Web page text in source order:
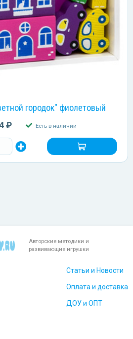
городок" фиолетовый
₽ Есть в наличии
Авторские методики и
развивающие игрушки
Статьи и Новости
Оплата и доставка
ДОУ и ОПТ